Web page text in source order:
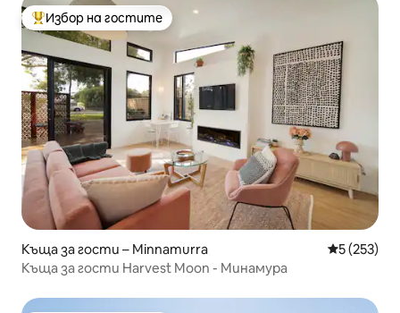
Най-популярен избор на гостите
Избор на гостите
Къща за гости – Minnamurra Средна
5 (253)
Къща за гости Harvest Moon - Минамура